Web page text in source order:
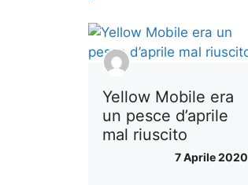
Yellow Mobile era
un pesce d’aprile
mal riuscito
7 Aprile 2020